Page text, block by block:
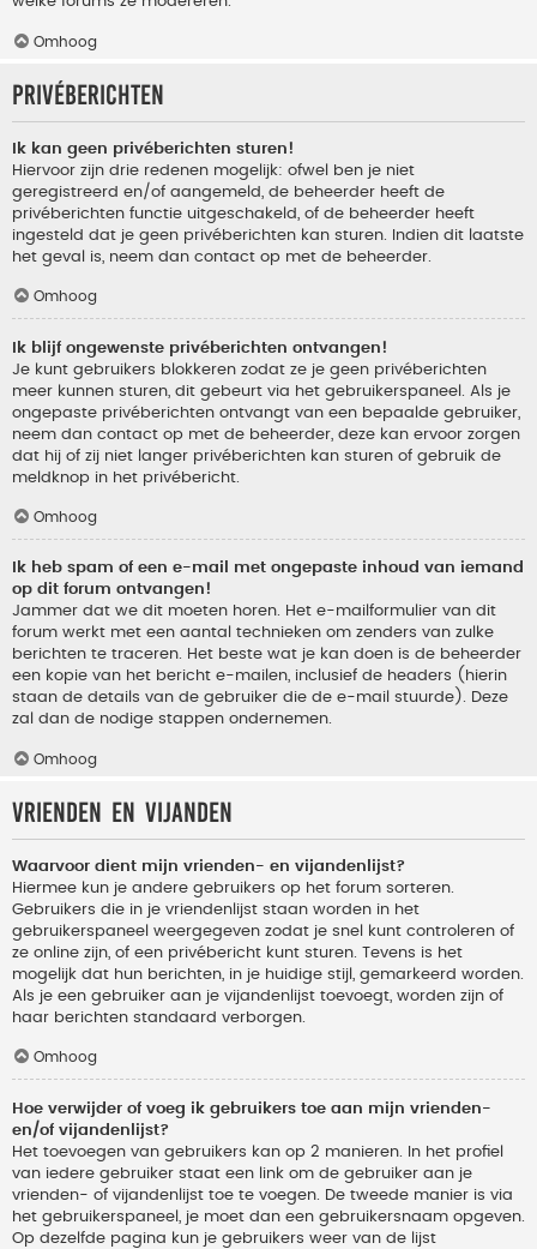
Omhoog
Privéberichten
Ik kan geen privéberichten sturen!
Hiervoor zijn drie redenen mogelijk: ofwel ben je niet
geregistreerd en/of aangemeld, de beheerder heeft de
privéberichten functie uitgeschakeld, of de beheerder heeft
ingesteld dat je geen privéberichten kan sturen. Indien dit laatste
het geval is, neem dan contact op met de beheerder.
Omhoog
Ik blijf ongewenste privéberichten ontvangen!
Je kunt gebruikers blokkeren zodat ze je geen privéberichten
meer kunnen sturen, dit gebeurt via het gebruikerspaneel. Als je
ongepaste privéberichten ontvangt van een bepaalde gebruiker,
neem dan contact op met de beheerder, deze kan ervoor zorgen
dat hij of zij niet langer privéberichten kan sturen of gebruik de
meldknop in het privébericht.
Omhoog
Ik heb spam of een e-mail met ongepaste inhoud van iemand
op dit forum ontvangen!
Jammer dat we dit moeten horen. Het e-mailformulier van dit
forum werkt met een aantal technieken om zenders van zulke
berichten te traceren. Het beste wat je kan doen is de beheerder
een kopie van het bericht e-mailen, inclusief de headers (hierin
staan de details van de gebruiker die de e-mail stuurde). Deze
zal dan de nodige stappen ondernemen.
Omhoog
Vrienden en vijanden
Waarvoor dient mijn vrienden- en vijandenlijst?
Hiermee kun je andere gebruikers op het forum sorteren.
Gebruikers die in je vriendenlijst staan worden in het
gebruikerspaneel weergegeven zodat je snel kunt controleren of
ze online zijn, of een privébericht kunt sturen. Tevens is het
mogelijk dat hun berichten, in je huidige stijl, gemarkeerd worden.
Als je een gebruiker aan je vijandenlijst toevoegt, worden zijn of
haar berichten standaard verborgen.
Omhoog
Hoe verwijder of voeg ik gebruikers toe aan mijn vrienden-
en/of vijandenlijst?
Het toevoegen van gebruikers kan op 2 manieren. In het profiel
van iedere gebruiker staat een link om de gebruiker aan je
vrienden- of vijandenlijst toe te voegen. De tweede manier is via
het gebruikerspaneel, je moet dan een gebruikersnaam opgeven.
Op dezelfde pagina kun je gebruikers weer van de lijst